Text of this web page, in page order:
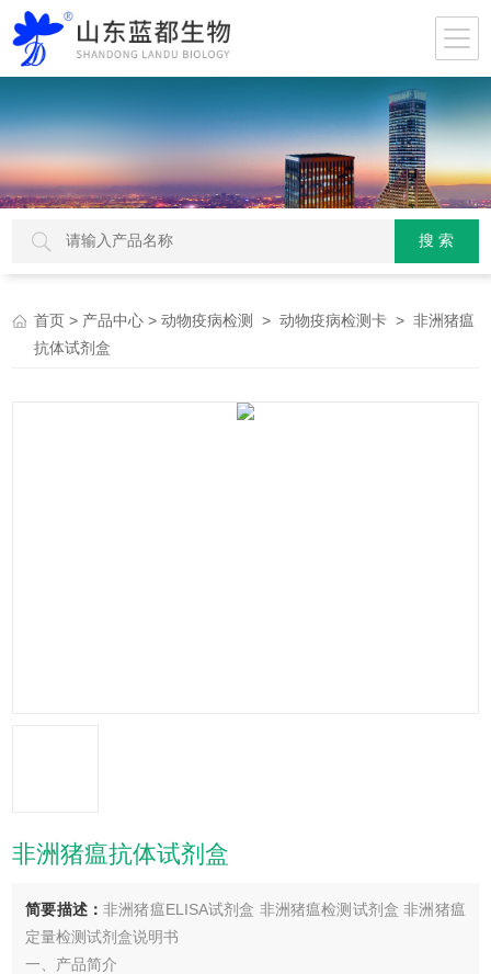
首页 > 产品中心 >动物疫病检测 >动物疫病检测卡 > 非洲猪瘟
抗体试剂盒
非洲猪瘟抗体试剂盒
简要描述：非洲猪瘟ELISA试剂盒 非洲猪瘟检测试剂盒 非洲猪瘟
定量检测试剂盒说明书
一、产品简介